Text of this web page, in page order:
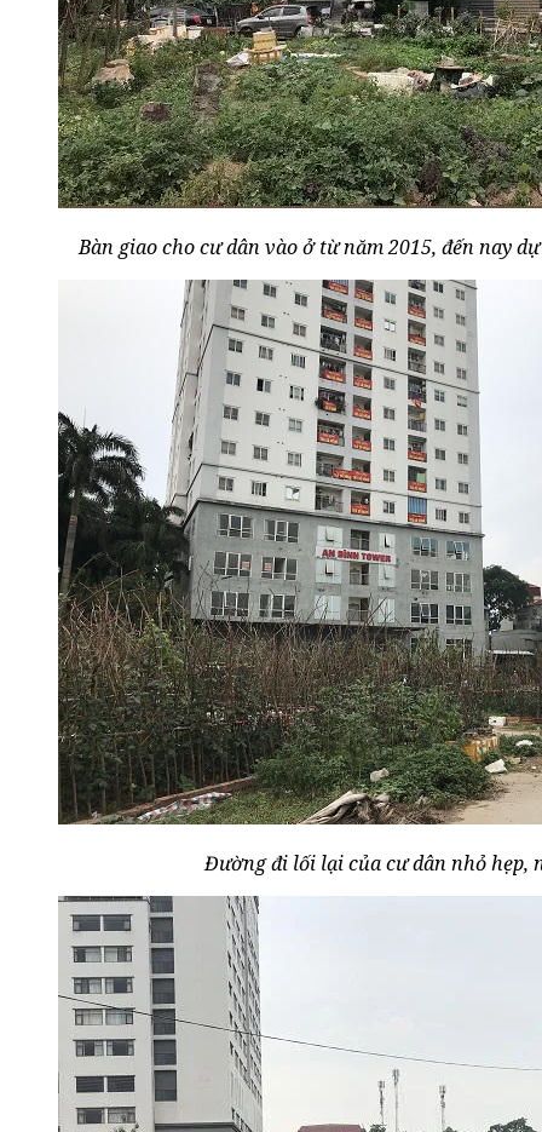
Bàn giao cho cư dân vào ở từ năm 2015, đến nay
Đường đi lối lại của cư dân nhỏ hẹp,